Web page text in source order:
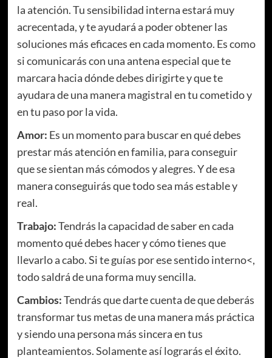
la atención. Tu sensibilidad interna estará muy
acrecentada, y te ayudará a poder obtener las
soluciones más eficaces en cada momento. Es como
si comunicarás con una antena especial que te
marcara hacia dónde debes dirigirte y que te
ayudara de una manera magistral en tu cometido y
en tu paso por la vida.
Amor: Es un momento para buscar en qué debes
prestar más atención en familia, para conseguir
que se sientan más cómodos y alegres. Y de esa
manera conseguirás que todo sea más estable y
real.
Trabajo:Tendrás la capacidad de saber en cada
momento qué debes hacer y cómo tienes que
llevarlo a cabo. Si te guías por ese sentido interno<,
todo saldrá de una forma muy sencilla.
Cambios:Tendrás que darte cuenta de que deberás
transformar tus metas de una manera más práctica
y siendo una persona más sincera en tus
planteamientos. Solamente así lograrás el éxito.